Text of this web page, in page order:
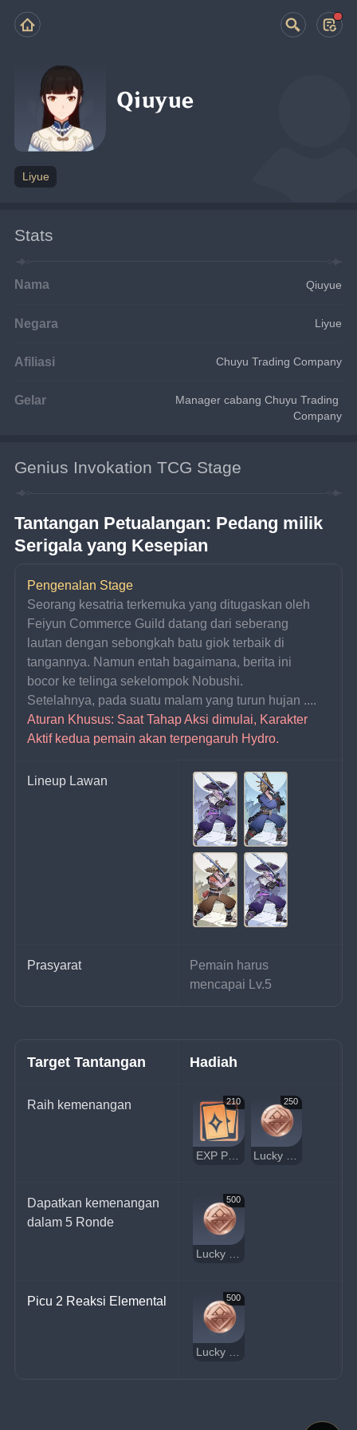
Qiuyue
Liyue
Stats
Nama Qiuyue
Negara Liyue
Afiliasi Chuyu Trading Company
Gelar
Manager cabang Chuyu Trading
Company
Genius Invokation TCG Stage
Tantangan Petualangan: Pedang milik
Serigala yang Kesepian
Pengenalan Stage
Seorang kesatria terkemuka yang ditugaskan oleh
Feiyun Commerce Guild datang dari seberang
lautan dengan sebongkah batu giok terbaik di
tangannya. Namun entah bagaimana, berita ini
bocor ke telinga sekelompok Nobushi.
Setelahnya, pada suatu malam yang turun hujan ....
Aturan Khusus: Saat Tahap Aksi dimulai, Karakter
Aktif kedua pemain akan terpengaruh Hydro.
Lineup Lawan
Prasyarat
Pemain harus
mencapai Lv.5
Target Tantangan Hadiah
Raih kemenangan 210
EXP Pemain
250
Dapatkan kemenangan
dalam 5 Ronde
500
Picu 2 Reaksi Elemental 500